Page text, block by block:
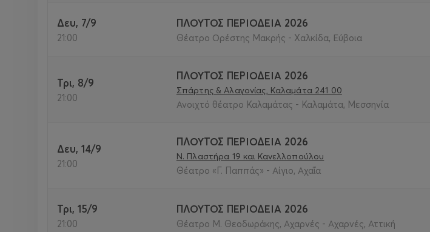
Δευ, 7/9
21:00
ΠΛΟΥΤΟΣ ΠΕΡΙΟΔΕΙΑ 2026
Θέατρο Ορέστης Μακρής - Χαλκίδα, Εύβοια
Τρι, 8/9
21:00
ΠΛΟΥΤΟΣ ΠΕΡΙΟΔΕΙΑ 2026
Σπάρτης & Αλαγονίας, Καλαμάτα 241 00
Ανοιχτό θέατρο Καλαμάτας - Καλαμάτα, Μεσσηνία
Δευ, 14/9
21:00
ΠΛΟΥΤΟΣ ΠΕΡΙΟΔΕΙΑ 2026
Ν. Πλαστήρα 19 και Κανελλοπούλου
Θέατρο «Γ. Παππάς» - Αίγιο, Αχαΐα
Τρι, 15/9
21:00
ΠΛΟΥΤΟΣ ΠΕΡΙΟΔΕΙΑ 2026
Θέατρο Μ. Θεοδωράκης, Αχαρνές - Αχαρνές, Αττική